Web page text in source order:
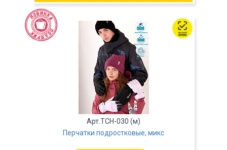
Арт.TCH-030 (м)
Перчатки подростковые, микс